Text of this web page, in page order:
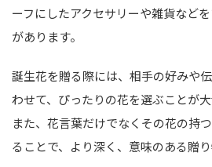
ーフにしたアクセサリーや雑貨など
があります。
誕生花を贈る際には、相手の好みや
わせて、ぴったりの花を選ぶことが大
また、花言葉だけでなくその花の持
ることで、より深く、意味のある贈